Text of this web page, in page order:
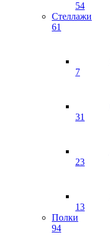
54
Стеллажи
61
7
31
23
13
Полки
94